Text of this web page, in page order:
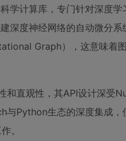
学计算库，专门针对深度
深度神经网络的自动微分
Graph），这意味着
和直观性，其API设计深受
与Python生态的深度集成
。